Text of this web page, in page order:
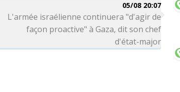
05/08 20:07
L'armée israélienne continuera "d'agir de
façon proactive" à Gaza, dit son chef
d'état-major